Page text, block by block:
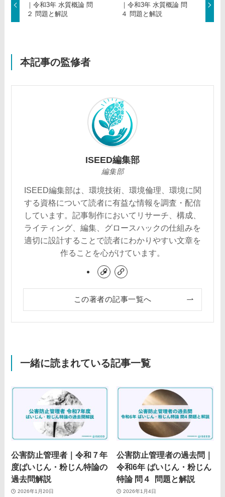
｜令和3年 水質概論 問
２ 問題と解説
｜令和3年 水質概論 問
４ 問題と解説
本記事の監修者
ISEED編集部
編集部
ISEED編集部は、環境技術、環境倫理、環境に関
する資格について読者に有益な情報を調査・配信
しています。記事制作においてリサーチ、構成、
ライティング、編集、グロースハックの仕組みを
適切に設計することで読者にわかりやすい文章を
作ることを心がけています。
この著者の記事一覧へ
一緒に読まれている記事一覧
公害防止管理者｜令和７年
度ばいじん・粉じん特論の
過去問解説
2026年1月20日
公害防止管理者の過去問｜
令和6年 ばいじん・粉じん
特論 問４ 問題と解説
2026年1月4日